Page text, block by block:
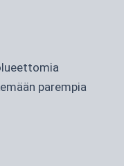
parempia